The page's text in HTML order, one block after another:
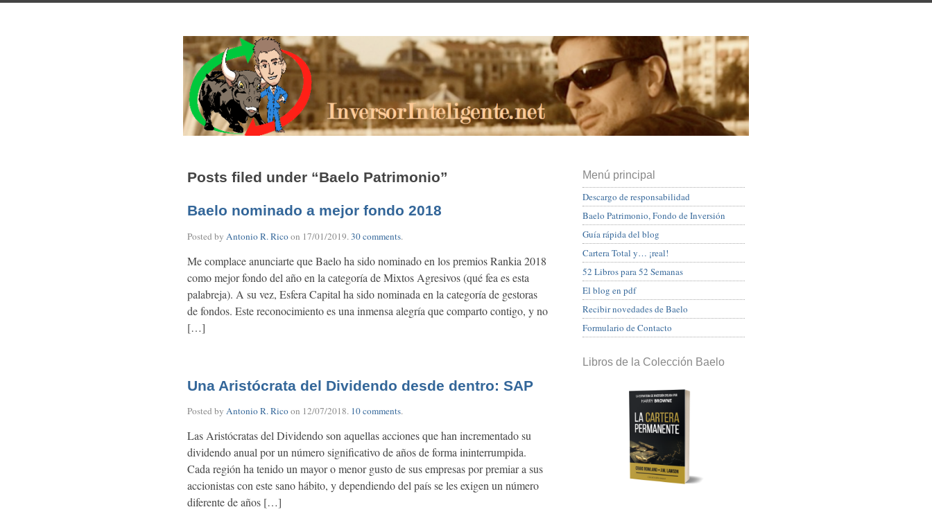
Posts filed under “Baelo Patrimonio”
Baelo nominado a mejor fondo 2018
Posted by Antonio R. Ricoon 17/01/2019. 30 comments.
Me complace anunciarte que Baelo ha sido nominado en los premios Rankia 2018
como mejor fondo del año en la categoría de Mixtos Agresivos (qué fea es esta
palabreja). A su vez, Esfera Capital ha sido nominada en la categoría de gestoras
de fondos. Este reconocimiento es una inmensa alegría que comparto contigo, y no
[…]
Una Aristócrata del Dividendo desde dentro: SAP
Posted by Antonio R. Ricoon 12/07/2018. 10 comments.
Las Aristócratas del Dividendo son aquellas acciones que han incrementado su
dividendo anual por un número significativo de años de forma ininterrumpida.
Cada región ha tenido un mayor o menor gusto de sus empresas por premiar a sus
accionistas con este sano hábito, y dependiendo del país se les exigen un número
diferente de años […]
Menú principal
Descargo de responsabilidad
Baelo Patrimonio, Fondo de Inversión
Guía rápida del blog
Cartera Total y… ¡real!
52 Libros para 52 Semanas
El blog en pdf
Recibir novedades de Baelo
Formulario de Contacto
Libros de la Colección Baelo